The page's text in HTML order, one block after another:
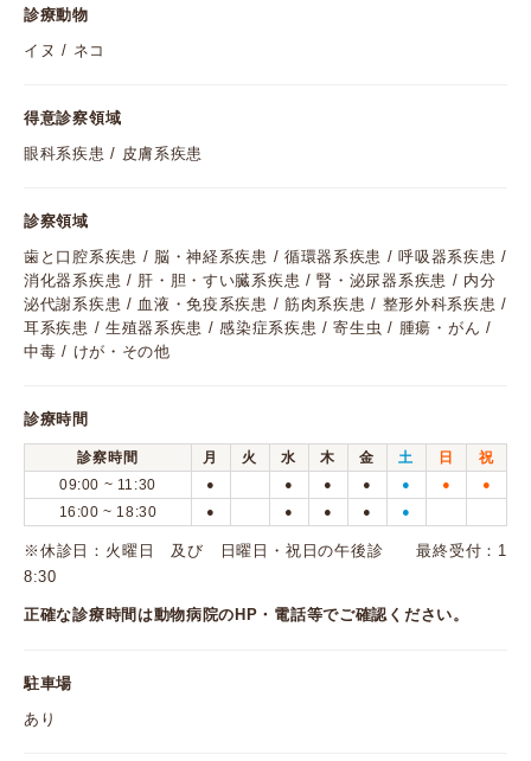
診療動物
イヌ / ネコ
得意診察領域
眼科系疾患 / 皮膚系疾患
診察領域
歯と口腔系疾患 / 脳・神経系疾患 / 循環器系疾患 / 呼吸器系疾患 /
消化器系疾患 / 肝・胆・すい臓系疾患 / 腎・泌尿器系疾患 / 内分
泌代謝系疾患 / 血液・免疫系疾患 / 筋肉系疾患 / 整形外科系疾患 /
耳系疾患 / 生殖器系疾患 / 感染症系疾患 / 寄生虫 / 腫瘍・がん /
中毒 / けが・その他
診療時間
診察時間 月 火 水 木 金 土 日
祝
09:00 ~ 11:30
● ● ● ● ● ● ●
16:00 ~ 18:30 ● ● ● ● ●
※休診日：火曜日 及び 日曜日・祝日の午後診 最終受付：1
8:30
正確な診療時間は動物病院のHP・電話等でご確認ください。
駐車場
あり